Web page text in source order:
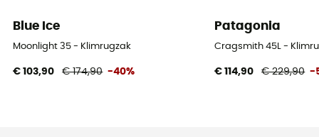
Blue Ice
Moonlight 35 - Klimrugzak
€ 103,90 € 174,90 -40%
Patagonia
Cragsmith 45L -
€ 114,90 € 229,90 -